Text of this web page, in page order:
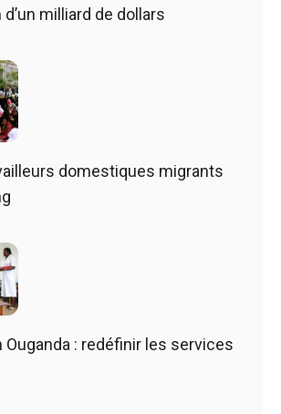
d’un milliard de dollars
domestiques migrants
Ouganda : redéfinir les services